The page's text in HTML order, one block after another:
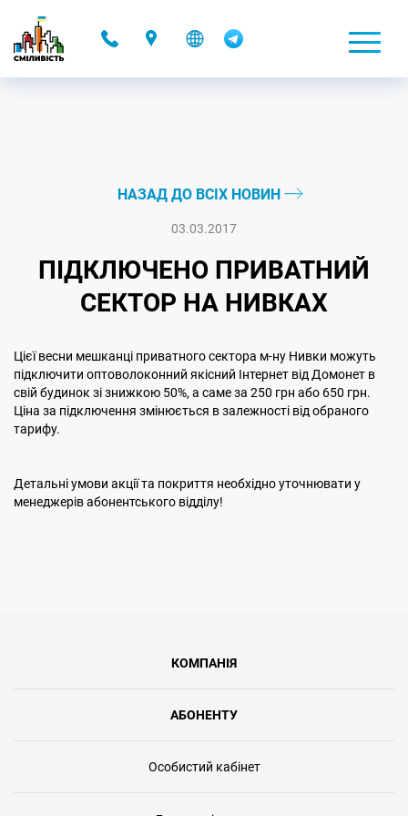
НАЗАД ДО ВСІХ НОВИН
03.03.2017
ПІДКЛЮЧЕНО ПРИВАТНИЙ
СЕКТОР НА НИВКАХ
Цієї весни мешканці приватного сектора м-ну Нивки можуть
підключити оптоволоконний якісний Інтернет від Домонет в
свій будинок зі знижкою 50%, а саме за 250 грн або 650 грн.
Ціна за підключення змінюється в залежності від обраного
тарифу.
Детальні умови акції та покриття необхідно уточнювати у
менеджерів абонентського відділу!
КОМПАНІЯ
АБОНЕНТУ
Особистий кабінет